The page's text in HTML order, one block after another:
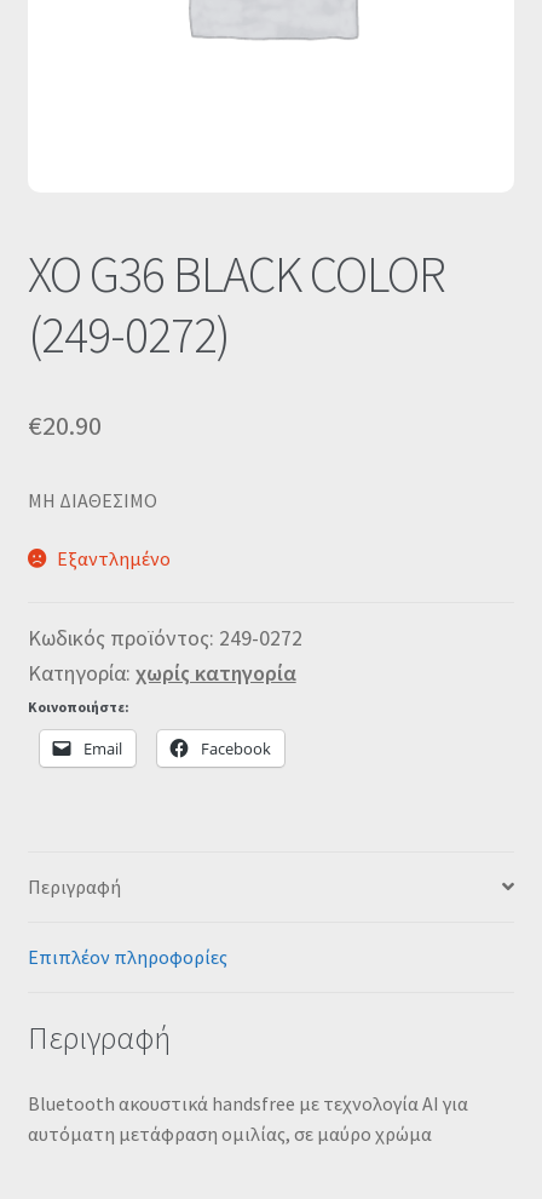
XO G36 BLACK COLOR
(249-0272)
€20.90
MΗ ΔΙΑΘΕΣΙΜΟ
Εξαντλημένο
Κωδικός προϊόντος: 249-0272
Κατηγορία: χωρίς κατηγορία
Κοινοποιήστε:
Email Facebook
Περιγραφή
Επιπλέον πληροφορίες
Περιγραφή
Bluetooth ακουστικά handsfree με τεχνολογία ΑΙ για
αυτόματη μετάφραση ομιλίας, σε μαύρο χρώμα